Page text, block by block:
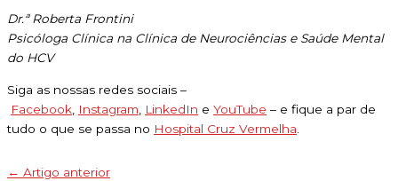
Dr.ª Roberta Frontini
Psicóloga Clínica na Clínica de Neurociências e Saúde Mental
do HCV
Siga as nossas redes sociais –
Facebook Instagram LinkedIn e YouTube – e fique a par de
tudo o que se passa no Hospital Cruz Vermelha
← Artigo anterior